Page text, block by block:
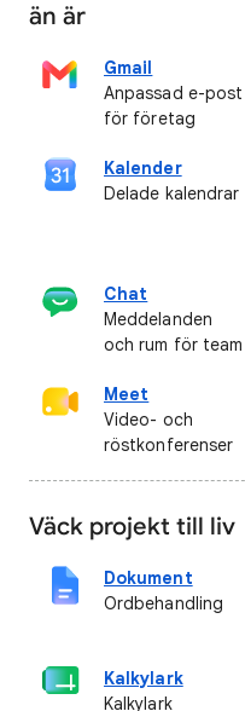
än är
Gmail
Anpassad e-post
för företag
Kalender
Delade kalendrar
Chat
Meddelanden
och rum för team
Meet
Video- och
röstkonferenser
Väck projekt till liv
Dokument
Ordbehandling
Kalkylark
Kalkylark